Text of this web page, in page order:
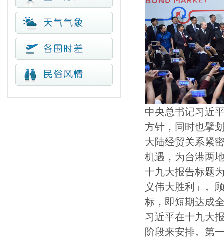
中央总书记习近
方针，同时也擘
大陆经贸关系紧
机遇，为台港两
十九大报告标题
义伟大胜利」。
标，即短期达成
习近平在十九大
阶段来安排。第